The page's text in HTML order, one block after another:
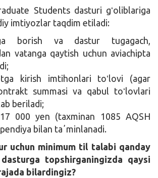
Students dasturi gʻoliblariga
imtiyozlar taqdim etiladi:
borish va dastur tugagach,
vatanga qaytish uchun aviachipta
kirish imtihonlari toʻlovi (agar
summasi va qabul toʻlovlari
beriladi;
000 yen (taxminan 1085 AQSH
bilan taʼminlanadi.
uchun minimum til talabi qanday
topshirganingizda qaysi
bilardingiz?